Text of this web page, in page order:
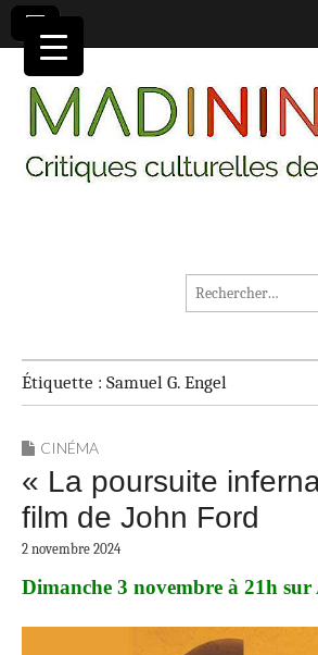
Rechercher :
Étiquette : Samuel G. Engel
CINÉMA
« La poursuite
film de John Ford
2 novembre 2024
Dimanche 3 novembre à 21h sur